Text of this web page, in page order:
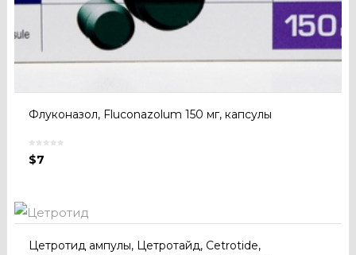
Флуконазол, Fluconazolum 150 мг, капсулы
$7
Цетротид ампулы, Цетротайд, Cetrotide,